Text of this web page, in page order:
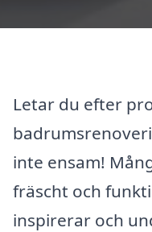
Letar du efter
inte ensam!
fräscht och
inspirerar och